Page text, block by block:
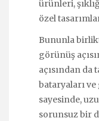
ürünleri,
özel
Bununla
görünüş
açısından da
bataryaları
sayesinde,
sorunsuz bir